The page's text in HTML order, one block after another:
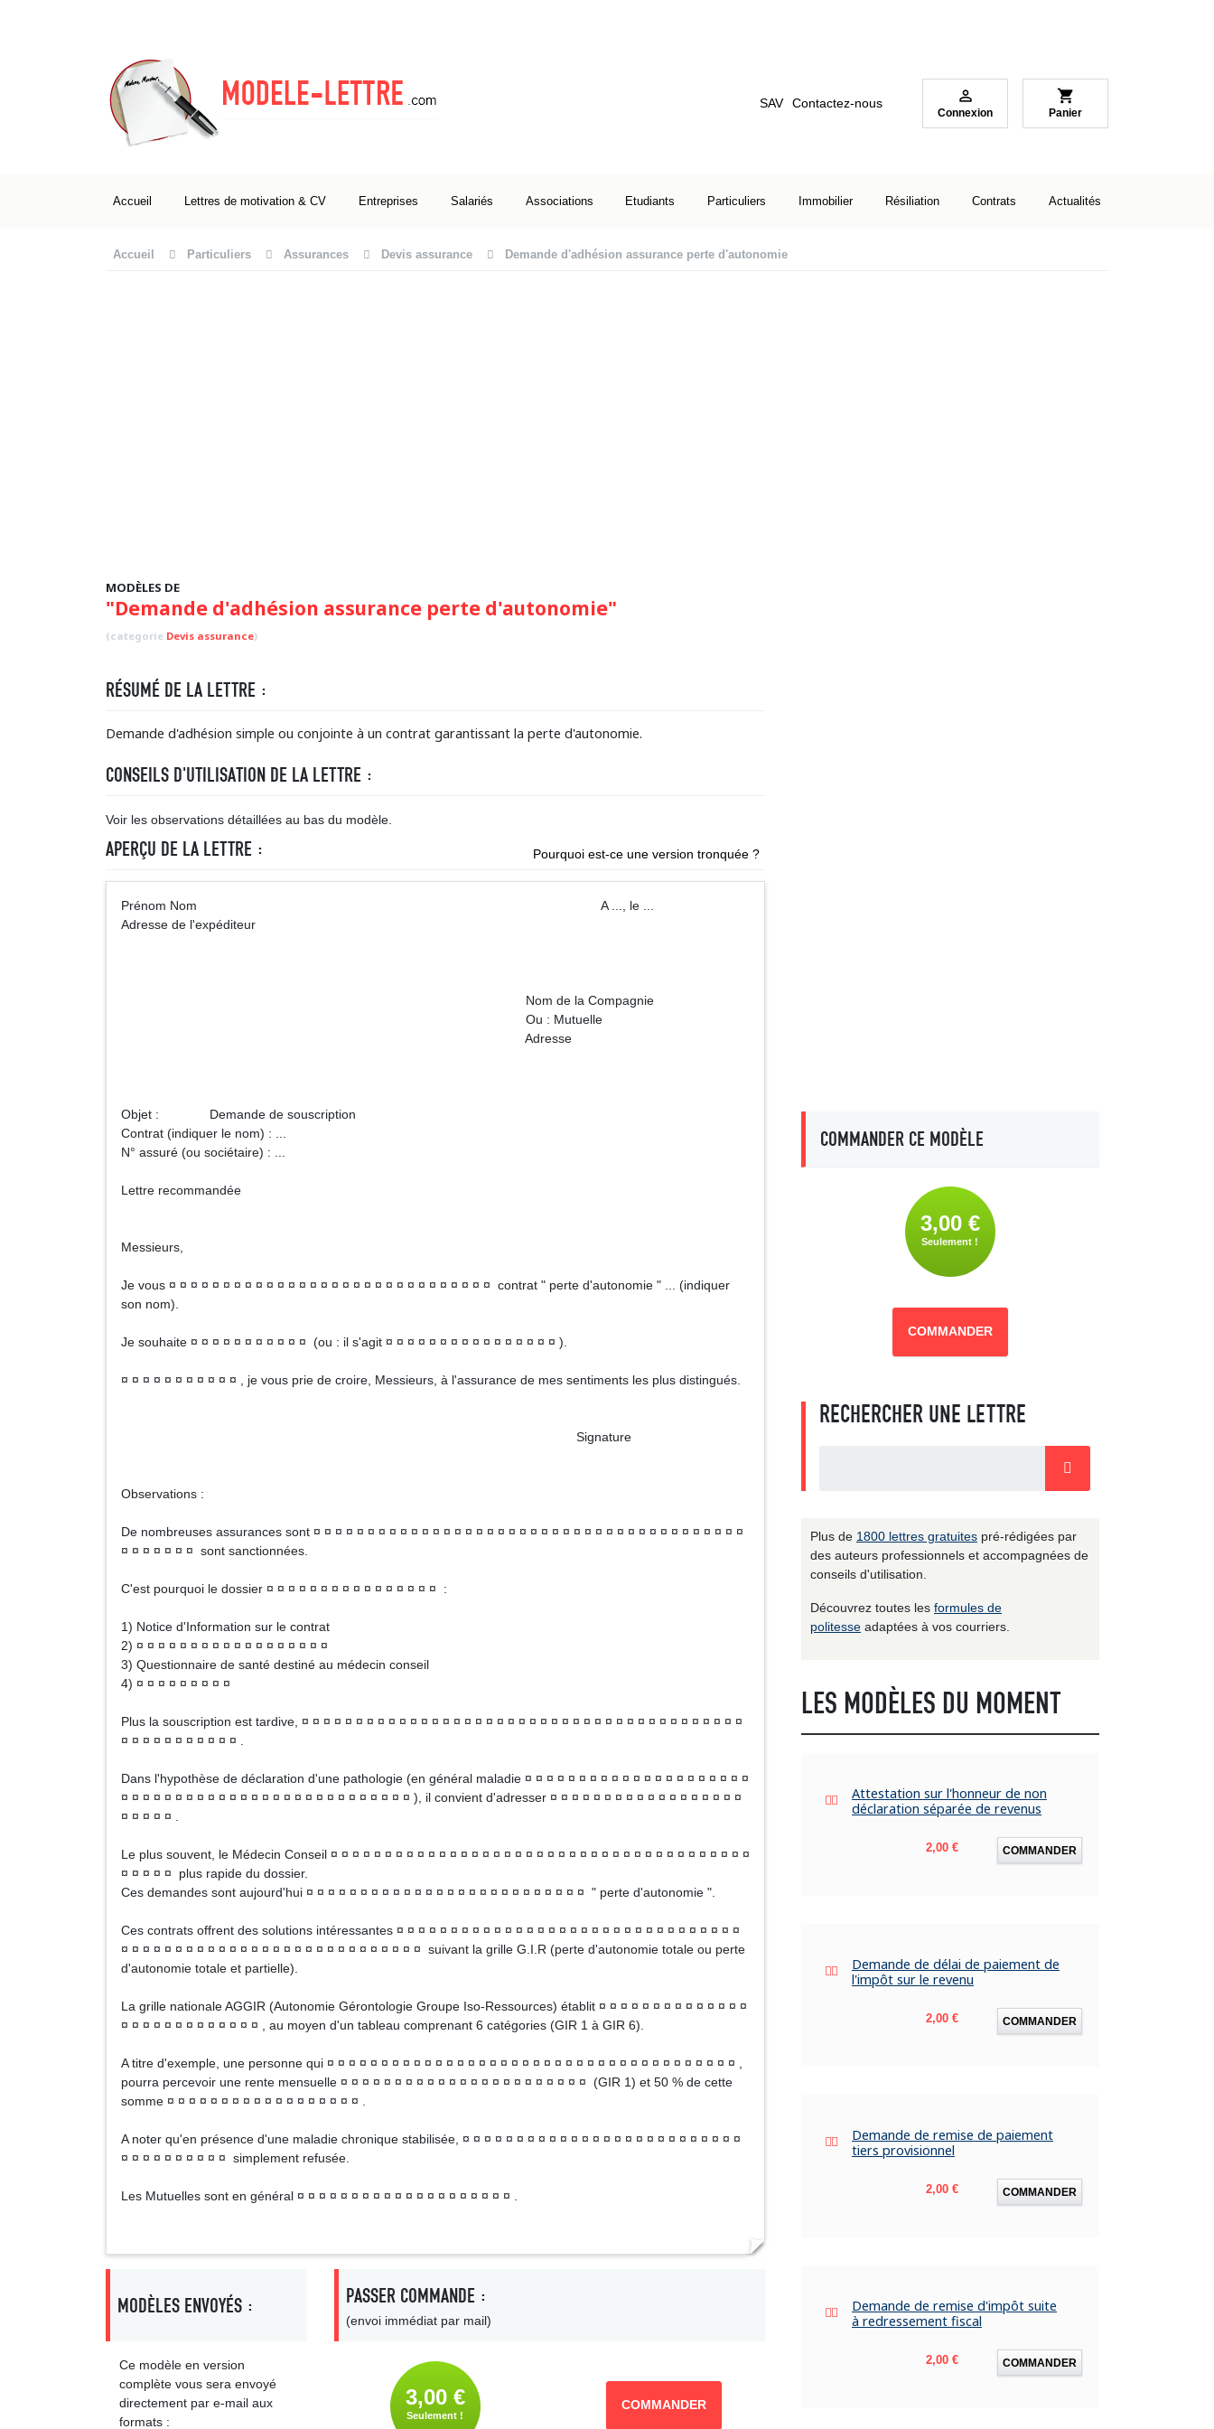
SAV Contactez-nous 
Connexion
shopping_cart
Panier
Accueil Lettres de motivation & CV Entreprises Salariés Associations Etudiants Particuliers Immobilier Résiliation Contrats Actualités
Accueil Particuliers Assurances Devis assurance Demande d'adhésion assurance perte d'autonomie
MODÈLES DE
"Demande d'adhésion assurance perte d'autonomie"
(categorie Devis assurance)
RÉSUMÉ DE LA LETTRE :
Demande d'adhésion simple ou conjointe à un contrat garantissant la perte d'autonomie.
CONSEILS D'UTILISATION DE LA LETTRE :
Voir les observations détaillées au bas du modèle.
APERÇU DE LA LETTRE : Pourquoi est-ce une version tronquée ?
Prénom Nom A ..., le ...
Adresse de l'expéditeur
Nom de la Compagnie
Ou : Mutuelle
Adresse
Objet : Demande de souscription
Contrat (indiquer le nom) : ...
N° assuré (ou sociétaire) : ...
Lettre recommandée
Messieurs,
Je vous ¤ ¤ ¤ ¤ ¤ ¤ ¤ ¤ ¤ ¤ ¤ ¤ ¤ ¤ ¤ ¤ ¤ ¤ ¤ ¤ ¤ ¤ ¤ ¤ ¤ ¤ ¤ ¤ ¤ ¤ contrat " perte d'autonomie " ... (indiquer
son nom).
Je souhaite ¤ ¤ ¤ ¤ ¤ ¤ ¤ ¤ ¤ ¤ ¤ (ou : il s'agit ¤ ¤ ¤ ¤ ¤ ¤ ¤ ¤ ¤ ¤ ¤ ¤ ¤ ¤ ¤ ¤ ).
¤ ¤ ¤ ¤ ¤ ¤ ¤ ¤ ¤ ¤ ¤ , je vous prie de croire, Messieurs, à l'assurance de mes sentiments les plus distingués.
Signature
Observations :
De nombreuses assurances sont ¤ ¤ ¤ ¤ ¤ ¤ ¤ ¤ ¤ ¤ ¤ ¤ ¤ ¤ ¤ ¤ ¤ ¤ ¤ ¤ ¤ ¤ ¤ ¤ ¤ ¤ ¤ ¤ ¤ ¤ ¤ ¤ ¤ ¤ ¤ ¤ ¤ ¤ ¤ ¤
¤ ¤ ¤ ¤ ¤ ¤ ¤ sont sanctionnées.
C'est pourquoi le dossier ¤ ¤ ¤ ¤ ¤ ¤ ¤ ¤ ¤ ¤ ¤ ¤ ¤ ¤ ¤ ¤ :
1) Notice d'Information sur le contrat
2) ¤ ¤ ¤ ¤ ¤ ¤ ¤ ¤ ¤ ¤ ¤ ¤ ¤ ¤ ¤ ¤ ¤ ¤
3) Questionnaire de santé destiné au médecin conseil
4) ¤ ¤ ¤ ¤ ¤ ¤ ¤ ¤ ¤
Plus la souscription est tardive, ¤ ¤ ¤ ¤ ¤ ¤ ¤ ¤ ¤ ¤ ¤ ¤ ¤ ¤ ¤ ¤ ¤ ¤ ¤ ¤ ¤ ¤ ¤ ¤ ¤ ¤ ¤ ¤ ¤ ¤ ¤ ¤ ¤ ¤ ¤ ¤ ¤ ¤ ¤ ¤ ¤
¤ ¤ ¤ ¤ ¤ ¤ ¤ ¤ ¤ ¤ ¤ .
Dans l'hypothèse de déclaration d'une pathologie (en général maladie ¤ ¤ ¤ ¤ ¤ ¤ ¤ ¤ ¤ ¤ ¤ ¤ ¤ ¤ ¤ ¤ ¤ ¤ ¤ ¤ ¤
¤ ¤ ¤ ¤ ¤ ¤ ¤ ¤ ¤ ¤ ¤ ¤ ¤ ¤ ¤ ¤ ¤ ¤ ¤ ¤ ¤ ¤ ¤ ¤ ¤ ¤ ¤ ), il convient d'adresser ¤ ¤ ¤ ¤ ¤ ¤ ¤ ¤ ¤ ¤ ¤ ¤ ¤ ¤ ¤ ¤ ¤ ¤
¤ ¤ ¤ ¤ ¤ .
Le plus souvent, le Médecin Conseil ¤ ¤ ¤ ¤ ¤ ¤ ¤ ¤ ¤ ¤ ¤ ¤ ¤ ¤ ¤ ¤ ¤ ¤ ¤ ¤ ¤ ¤ ¤ ¤ ¤ ¤ ¤ ¤ ¤ ¤ ¤ ¤ ¤ ¤ ¤ ¤ ¤ ¤ ¤
¤ ¤ ¤ ¤ ¤ plus rapide du dossier.
Ces demandes sont aujourd'hui ¤ ¤ ¤ ¤ ¤ ¤ ¤ ¤ ¤ ¤ ¤ ¤ ¤ ¤ ¤ ¤ ¤ ¤ ¤ ¤ ¤ ¤ ¤ ¤ ¤ ¤ " perte d'autonomie ".
Ces contrats offrent des solutions intéressantes ¤ ¤ ¤ ¤ ¤ ¤ ¤ ¤ ¤ ¤ ¤ ¤ ¤ ¤ ¤ ¤ ¤ ¤ ¤ ¤ ¤ ¤ ¤ ¤ ¤ ¤ ¤ ¤ ¤ ¤ ¤ ¤
¤ ¤ ¤ ¤ ¤ ¤ ¤ ¤ ¤ ¤ ¤ ¤ ¤ ¤ ¤ ¤ ¤ ¤ ¤ ¤ ¤ ¤ ¤ ¤ ¤ ¤ ¤ ¤ suivant la grille G.I.R (perte d'autonomie totale ou perte
d'autonomie totale et partielle).
La grille nationale AGGIR (Autonomie Gérontologie Groupe Iso-Ressources) établit ¤ ¤ ¤ ¤ ¤ ¤ ¤ ¤ ¤ ¤ ¤ ¤ ¤ ¤
¤ ¤ ¤ ¤ ¤ ¤ ¤ ¤ ¤ ¤ ¤ ¤ ¤ , au moyen d'un tableau comprenant 6 catégories (GIR 1 à GIR 6).
A titre d'exemple, une personne qui ¤ ¤ ¤ ¤ ¤ ¤ ¤ ¤ ¤ ¤ ¤ ¤ ¤ ¤ ¤ ¤ ¤ ¤ ¤ ¤ ¤ ¤ ¤ ¤ ¤ ¤ ¤ ¤ ¤ ¤ ¤ ¤ ¤ ¤ ¤ ¤ ¤ ¤ ,
pourra percevoir une rente mensuelle ¤ ¤ ¤ ¤ ¤ ¤ ¤ ¤ ¤ ¤ ¤ ¤ ¤ ¤ ¤ ¤ ¤ ¤ ¤ ¤ ¤ ¤ ¤ (GIR 1) et 50 % de cette
somme ¤ ¤ ¤ ¤ ¤ ¤ ¤ ¤ ¤ ¤ ¤ ¤ ¤ ¤ ¤ ¤ ¤ ¤ .
A noter qu'en présence d'une maladie chronique stabilisée, ¤ ¤ ¤ ¤ ¤ ¤ ¤ ¤ ¤ ¤ ¤ ¤ ¤ ¤ ¤ ¤ ¤ ¤ ¤ ¤ ¤ ¤ ¤ ¤ ¤ ¤
¤ ¤ ¤ ¤ ¤ ¤ ¤ ¤ ¤ ¤ simplement refusée.
Les Mutuelles sont en général ¤ ¤ ¤ ¤ ¤ ¤ ¤ ¤ ¤ ¤ ¤ ¤ ¤ ¤ ¤ ¤ ¤ ¤ ¤ ¤ .
MODÈLES ENVOYÉS :
Ce modèle en version
complète vous sera envoyé
directement par e-mail aux
formats :
PASSER COMMANDE :
(envoi immédiat par mail)
3,00 €
Seulement !
COMMANDER
COMMANDER CE MODÈLE
3,00 €
Seulement !
COMMANDER
RECHERCHER UNE LETTRE
Plus de 1800 lettres gratuites pré-rédigées par
des auteurs professionnels et accompagnées de
conseils d'utilisation.
Découvrez toutes les formules de
politesse adaptées à vos courriers.
LES MODÈLES DU MOMENT
Attestation sur l'honneur de non
déclaration séparée de revenus
Prix
2,00 € COMMANDER
Demande de délai de paiement de
l'impôt sur le revenu
Prix
2,00 € COMMANDER
Demande de remise de paiement
tiers provisionnel
Prix
2,00 € COMMANDER
Demande de remise d'impôt suite
à redressement fiscal
Prix
2,00 € COMMANDER